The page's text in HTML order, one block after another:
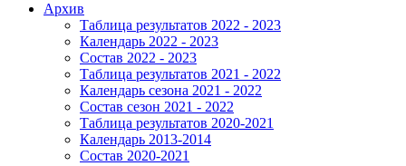
Архив
Таблица результатов 2022 - 2023
Календарь 2022 - 2023
Состав 2022 - 2023
Таблица результатов 2021 - 2022
Календарь сезона 2021 - 2022
Состав сезон 2021 - 2022
Таблица результатов 2020-2021
Календарь 2013-2014
Состав 2020-2021